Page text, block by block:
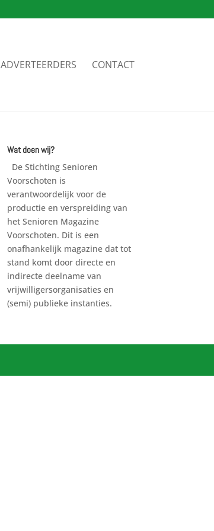
ADVERTEERDERS CONTACT
Wat doen wij?
De Stichting Senioren
Voorschoten is
verantwoordelijk voor de
productie en verspreiding van
het Senioren Magazine
Voorschoten. Dit is een
onafhankelijk magazine dat tot
stand komt door directe en
indirecte deelname van
vrijwilligersorganisaties en
(semi) publieke instanties.